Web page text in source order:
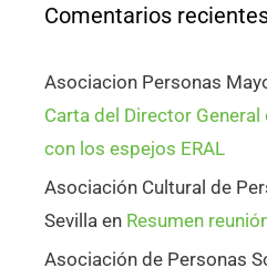
Comentarios
Asociacion Personas
Carta del Director
con los espejos ERAL
Asociación Cultural de
Sevilla en Resumen
Asociación de Personas